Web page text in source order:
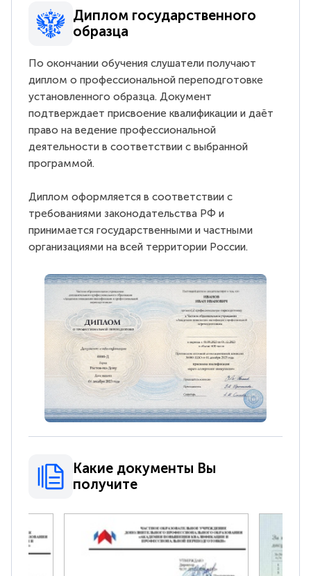
Диплом государственного
образца
По окончании обучения слушатели получают
диплом о профессиональной переподготовке
установленного образца. Документ
подтверждает присвоение квалификации и даёт
право на ведение профессиональной
деятельности в соответствии с выбранной
программой.
Диплом оформляется в соответствии с
требованиями законодательства РФ и
принимается государственными и частными
организациями на всей территории России.
Какие документы Вы
получите